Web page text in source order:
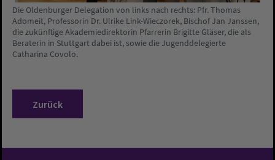
Die Oldenburger Delegation von links nach rechts: Pfr. Thomas
Adomeit, Professorin Dr. Ulrike Link-Wieczorek, Bischof Jan Janssen,
die zukünftige Akademiedirektorin Pfarrerin Brigitte Gläser, die als
Beraterin in Stuttgart dabei ist, sowie die Jugenddelegierte
Catharina Covolo.
Zurück